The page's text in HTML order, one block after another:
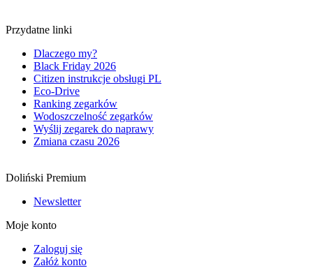
Przydatne linki
Dlaczego my?
Black Friday 2026
Citizen instrukcje obsługi PL
Eco-Drive
Ranking zegarków
Wodoszczelność zegarków
Wyślij zegarek do naprawy
Zmiana czasu 2026
Doliński Premium
Newsletter
Moje konto
Zaloguj się
Załóż konto